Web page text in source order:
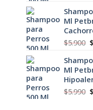
Ml
$5.900
Ml
$5.990